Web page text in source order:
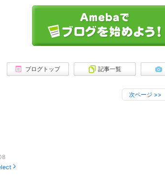
ブログトップ 記事一覧
次ページ >>